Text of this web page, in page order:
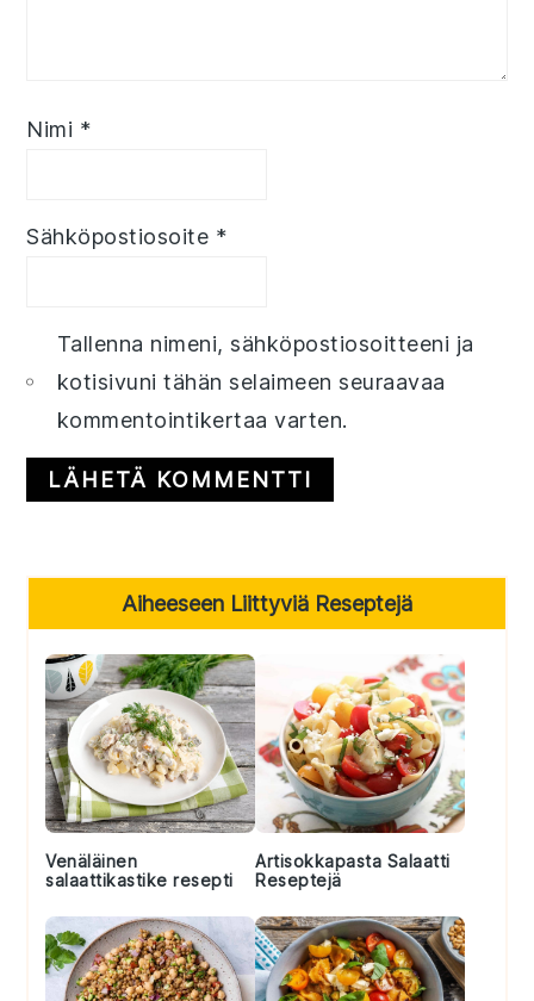
Nimi *
Sähköpostiosoite *
Tallenna nimeni, sähköpostiosoitteeni ja
kotisivuni tähän selaimeen seuraavaa
kommentointikertaa varten.
Primary
Sidebar
Aiheeseen Liittyviä Reseptejä
Venäläinen
salaattikastike resepti
Artisokkapasta Salaatti
Reseptejä